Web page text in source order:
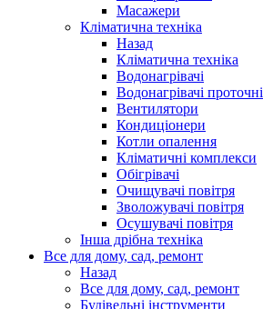
Масажери
Кліматична техніка
Назад
Кліматична техніка
Водонагрівачі
Водонагрівачі проточні
Вентилятори
Кондиціонери
Котли опалення
Кліматичні комплекси
Обігрівачі
Очищувачі повітря
Зволожувачі повітря
Осушувачі повітря
Інша дрібна техніка
Все для дому, сад, ремонт
Назад
Все для дому, сад, ремонт
Будівельні інструменти